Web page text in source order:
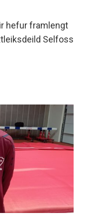
hefur framlengt
Selfoss